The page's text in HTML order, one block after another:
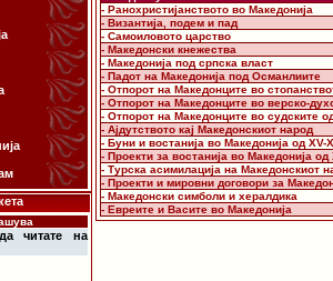
читате на
- Ранохристијанството во Македонија
- Византија, подем и пад
- Самоиловото царство
- Македонски кнежества
- Македонија под српска власт
- Падот на Македонија под Османлиите
- Отпорот на Македонците во
- Отпорот на Македонците во верско-
- Отпорот на Македонците во судските
- Ајдутството кај Македонскиот народ
- Буни и востанија во Македонија од XV-
- Проекти за востанија во Македонија од
- Турска асимилација на Македонскиот
- Проекти и мировни договори за
- Македонски симболи и хералдика
- Евреите и Васите во Македонија